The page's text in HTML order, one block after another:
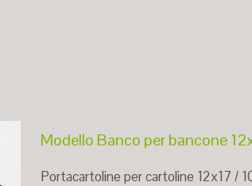
Modello Banco per bancone
Portacartoline per cartoline 12x17 /